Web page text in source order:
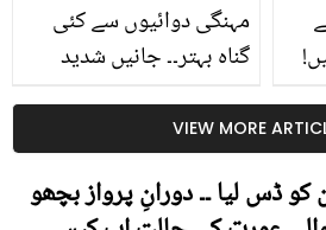
مہنگی دوائیوں سے کئی
گناہ بہتر۔۔ جانیں شدید
کیوں کھانا چاہیے؟
VIEW MORE
ڈس لیا ۔۔ دورانِ پرواز بچھو